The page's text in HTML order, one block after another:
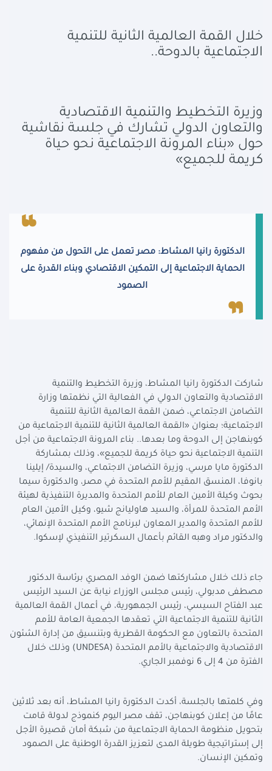
خلال القمة العالمية الثانية للتنمية
الاجتماعية بالدوحة..
وزيرة التخطيط والتنمية الاقتصادية
والتعاون الدولي تشارك في جلسة نقاشية
حول «بناء المرونة الاجتماعية نحو حياة
كريمة للجميع»
الدكتورة رانيا المشاط: مصر تعمل على التحول من مفهوم
الحماية الاجتماعية إلى التمكين الاقتصادي وبناء القدرة على
الصمود
شاركت الدكتورة رانيا المشاط، وزيرة التخطيط والتنمية
الاقتصادية والتعاون الدولي في الفعالية التي نظمتها وزارة
التضامن الاجتماعي، ضمن القمة العالمية الثانية للتنمية
الاجتماعية؛ بعنوان «القمة العالمية الثانية للتنمية الاجتماعية من
كوبنهاجن إلى الدوحة وما بعدها.. بناء المرونة الاجتماعية من أجل
التنمية الاجتماعية نحو حياة كريمة للجميع»، وذلك بمشاركة
الدكتورة مايا مرسي، وزيرة التضامن الاجتماعي، والسيدة/ إيلينا
بانوفا، المنسق المقيم للأمم المتحدة في مصر، والدكتورة سيما
بحوث وكيلة الأمين العام للأمم المتحدة والمديرة التنفيذية لهيئة
الأمم المتحدة للمرأة، والسيد هاوليانج شيو، وكيل الأمين العام
للأمم المتحدة والمدير المعاون لبرنامج الأمم المتحدة الإنمائي،
والدكتور مراد وهبه القائم بأعمال السكرتير التنفيذي لإسكوا.
جاء ذلك خلال مشاركتها ضمن الوفد المصري برئاسة الدكتور
مصطفى مدبولي، رئيس مجلس الوزراء نيابة عن السيد الرئيس
عبد الفتاح السيسي، رئيس الجمهورية، في أعمال القمة العالمية
الثانية للتنمية الاجتماعية التي تعقدها الجمعية العامة للأمم
المتحدة بالتعاون مع الحكومة القطرية وبتنسيق من إدارة الشئون
الاقتصادية والاجتماعية بالأمم المتحدة (UNDESA) وذلك خلال
الفترة من 4 إلى 6 نوفمبر الجاري.
وفي كلمتها بالجلسة، أكدت الدكتورة رانيا المشاط، أنه بعد ثلاثين
عامًا من إعلان كوبنهاجن، تقف مصر اليوم كنموذج لدولة قامت
بتحويل منظومة الحماية الاجتماعية من شبكة أمان قصيرة الأجل
إلى إستراتيجية طويلة المدى لتعزيز القدرة الوطنية على الصمود
وتمكين الإنسان.